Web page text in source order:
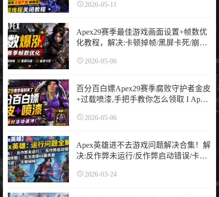
卡屏2026-05-11
Apex29赛季最佳游戏画面设置+帧数优
化教程，解决:卡顿掉帧/黑屏卡死/崩溃
2026-05-06
百分百白嫖Apex29赛季腐败守护者金皮
+过载喷漆,手把手教你怎么领取 I Apex
2026-05-06
Apex英雄进不去游戏问题解决合集！解
决:反作弊未运行/反作弊启动错误/卡加
顿掉帧等问题
2026-03-24